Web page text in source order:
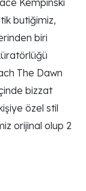
Kempinski
butiğimiz,
biri
The Dawn
bizzat
özel stil
orijinal olup 2